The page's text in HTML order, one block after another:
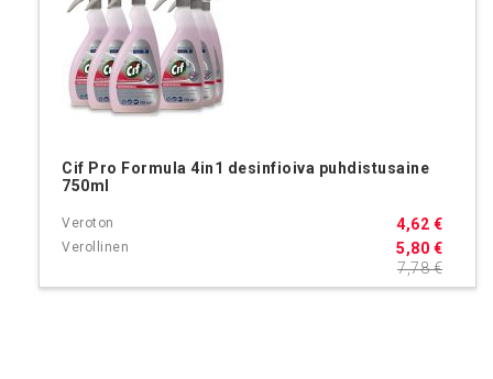
Cif Pro Formula 4in1 desinfioiva puhdistusaine
750ml
5,80 €
4,62 €
7,78 €